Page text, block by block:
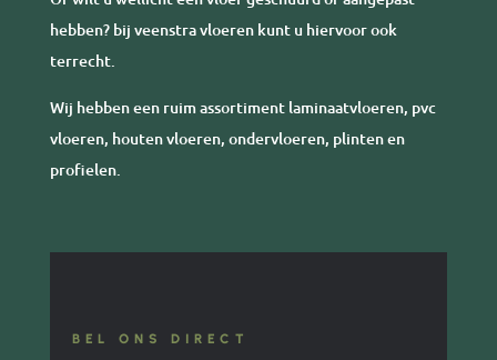
hebben? bij veenstra vloeren kunt u hiervoor ook
terrecht.
Wij hebben een ruim assortiment laminaatvloeren, pvc
vloeren, houten vloeren, ondervloeren, plinten en
profielen.
BEL ONS DIRECT